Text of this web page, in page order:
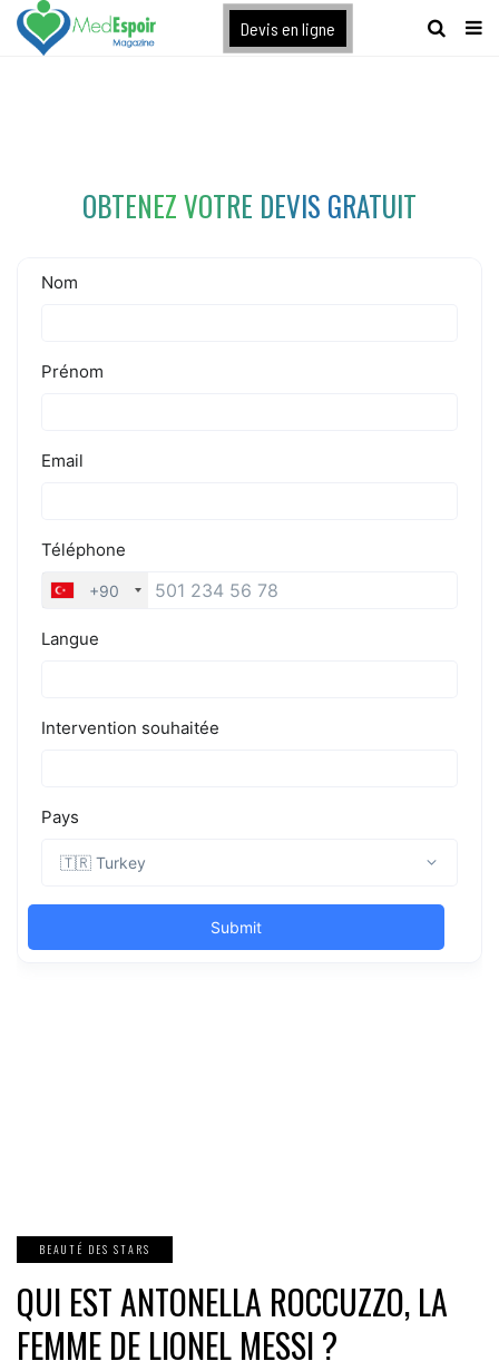
[maxbutton name="devis express"]
Devis en ligne
OBTENEZ VOTRE DEVIS GRATUIT
BEAUTÉ DES STARS
QUI EST ANTONELLA ROCCUZZO, LA
FEMME DE LIONEL MESSI ?